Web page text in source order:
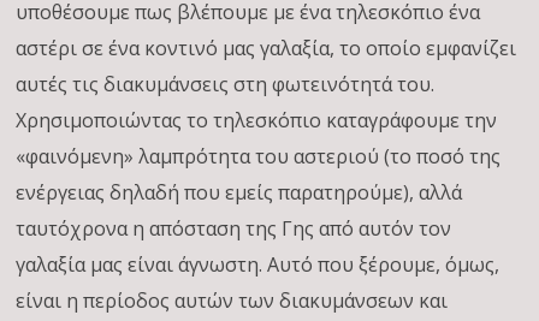
υποθέσουμε πως βλέπουμε με ένα τηλεσκόπιο ένα
αστέρι σε ένα κοντινό μας γαλαξία, το οποίο εμφανίζει
αυτές τις διακυμάνσεις στη φωτεινότητά του.
Χρησιμοποιώντας το τηλεσκόπιο καταγράφουμε την
«φαινόμενη» λαμπρότητα του αστεριού (το ποσό της
ενέργειας δηλαδή που εμείς παρατηρούμε), αλλά
ταυτόχρονα η απόσταση της Γης από αυτόν τον
γαλαξία μας είναι άγνωστη. Αυτό που ξέρουμε, όμως,
είναι η περίοδος αυτών των διακυμάνσεων και